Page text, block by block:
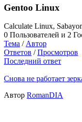
Gentoo Linux
Calculate Linux,
0 Пользователей и 2
Тема / Автор
Ответов /Просмотров
Последний ответ
Снова не работает
Автор RomanDIA